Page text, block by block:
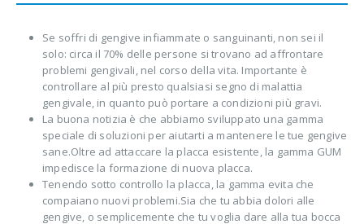
Se soffri di gengive infiammate o sanguinanti, non sei il
solo: circa il 70% delle persone si trovano ad affrontare
problemi gengivali, nel corso della vita. Importante è
controllare al più presto qualsiasi segno di malattia
gengivale, in quanto può portare a condizioni più gravi.
La buona notizia è che abbiamo sviluppato una gamma
speciale di soluzioni per aiutarti a mantenere le tue gengive
sane.Oltre ad attaccare la placca esistente, la gamma GUM
impedisce la formazione di nuova placca.
Tenendo sotto controllo la placca, la gamma evita che
compaiano nuovi problemi.Sia che tu abbia dolori alle
gengive, o semplicemente che tu voglia dare alla tua bocca